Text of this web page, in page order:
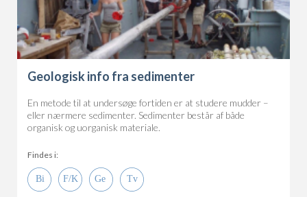
Geologisk info fra sedimenter
En metode til at undersøge fortiden er at studere mudder –
eller nærmere sedimenter. Sedimenter består af både
organisk og uorganisk materiale.
Findes i: